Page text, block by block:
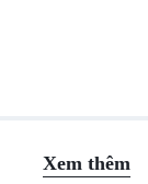
Xem thêm